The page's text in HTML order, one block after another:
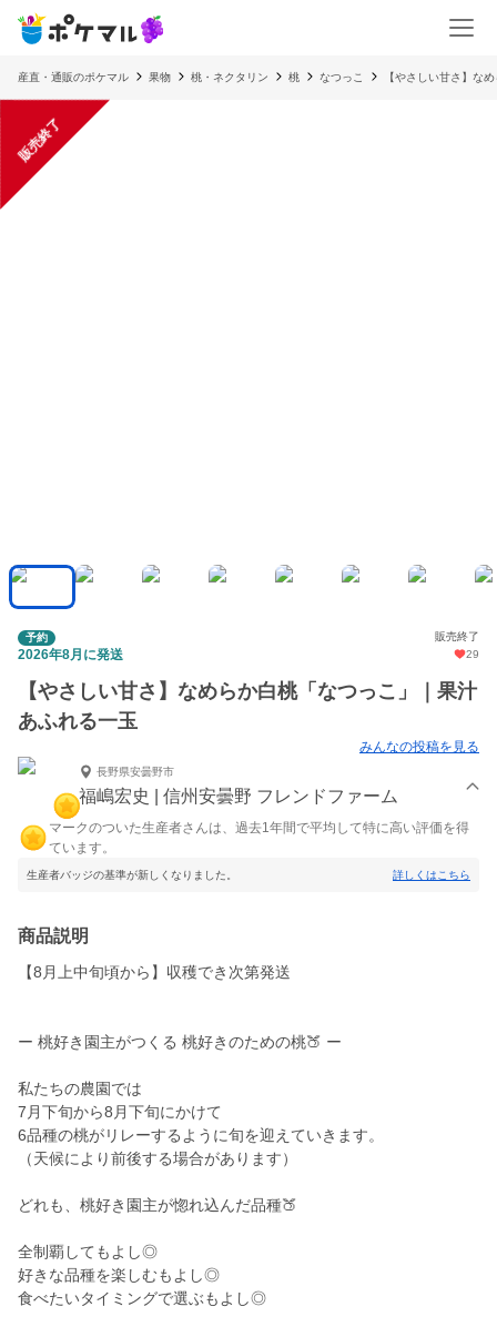
産直・通販のポケマル 果物 桃・ネクタリン 桃 なつっこ 【やさしい甘さ】な
販売終了
予約 販売終了
2026年8月に発送 29
【やさしい甘さ】なめらか白桃「なつっこ」｜果汁
あふれる一玉
みんなの投稿を見る
長野県安曇野市
福嶋宏史 | 信州安曇野 フレンドファーム
マークのついた生産者さんは、過去1年間で平均して特に高い評価を得
ています。
生産者バッジの基準が新しくなりました。 詳しくはこちら
商品説明
【8月上中旬頃から】収穫でき次第発送
ー 桃好き園主がつくる 桃好きのための桃🍑 ー
私たちの農園では
7月下旬から8月下旬にかけて
6品種の桃がリレーするように旬を迎えていきます。
（天候により前後する場合があります）
どれも、桃好き園主が惚れ込んだ品種🍑
全制覇してもよし◎
好きな品種を楽しむもよし◎
食べたいタイミングで選ぶもよし◎